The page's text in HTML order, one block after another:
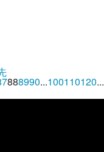
888990...100110120...